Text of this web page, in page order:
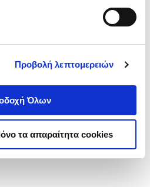
Προβολή λεπτομερειών
Όλων
τα απαραίτητα cookies